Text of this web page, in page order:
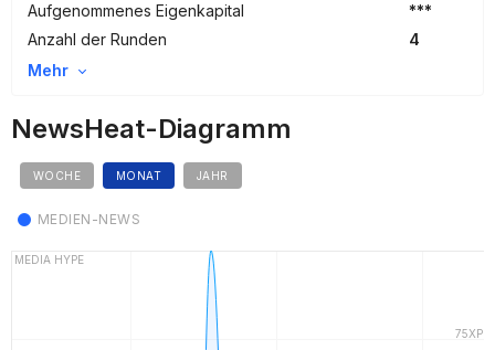
Aufgenommenes Eigenkapital
***
Anzahl der Runden
4
Mehr
NewsHeat-Diagramm
WOCHE MONAT JAHR
MEDIEN-NEWS